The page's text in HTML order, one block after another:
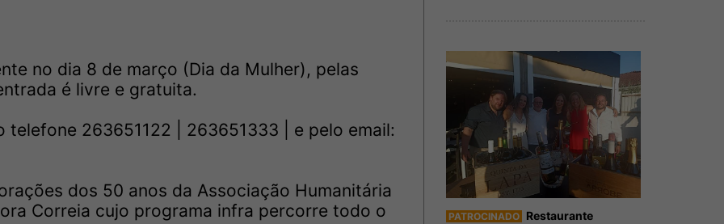
no dia 8 de março (Dia da Mulher), pelas
é livre e gratuita.
263651122 | 263651333 | e pelo email:
dos 50 anos da Associação Humanitária
Correia cujo programa infra percorre todo o
PATROCINADO Restaurante